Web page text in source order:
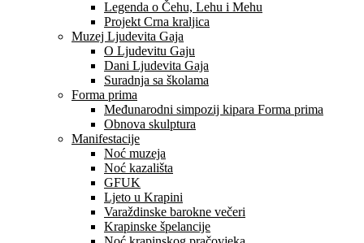
Legenda o Čehu, Lehu i Mehu
Projekt Crna kraljica
Muzej Ljudevita Gaja
O Ljudevitu Gaju
Dani Ljudevita Gaja
Suradnja sa školama
Forma prima
Međunarodni simpozij kipara Forma prima
Obnova skulptura
Manifestacije
Noć muzeja
Noć kazališta
GFUK
Ljeto u Krapini
Varaždinske barokne večeri
Krapinske špelancije